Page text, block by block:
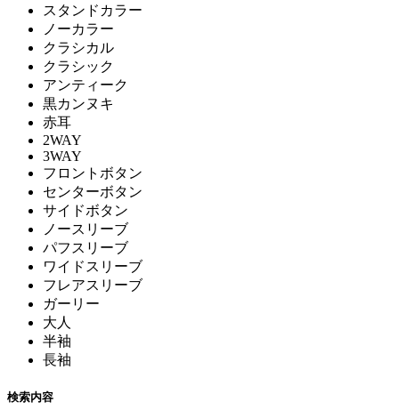
スタンドカラー
ノーカラー
クラシカル
クラシック
アンティーク
黒カンヌキ
赤耳
2WAY
3WAY
フロントボタン
センターボタン
サイドボタン
ノースリーブ
パフスリーブ
ワイドスリーブ
フレアスリーブ
ガーリー
大人
半袖
長袖
検索内容